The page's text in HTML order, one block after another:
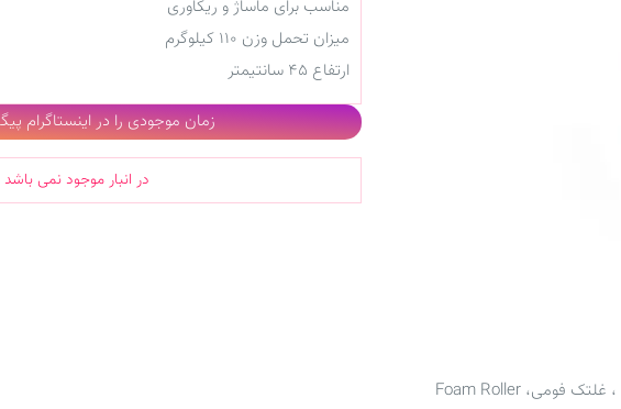
مناسب برای ماساژ و ریکاوری
میزان تحمل وزن 110 کیلوگرم
ارتفاع ۴۵ سانتیمتر
زمان موجودی را در اینستاگرام
در انبار موجود نمی باشد
، غلتک فومی، Foam Roller